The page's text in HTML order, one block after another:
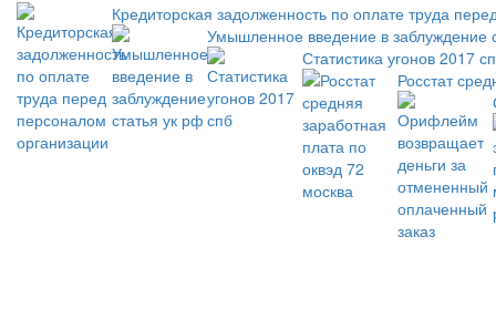
Кредиторская задолженность по оплате труда
Умышленное введение в заблуждение
Статистика угонов 2017
Росстат